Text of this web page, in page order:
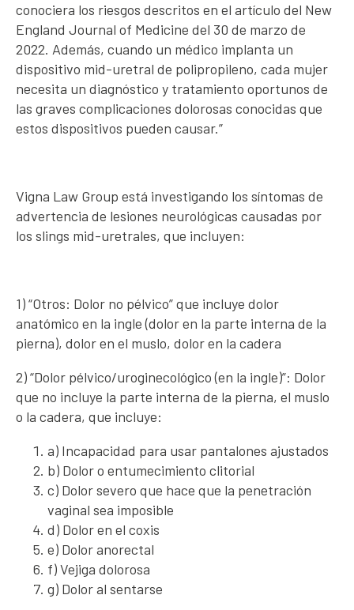
conociera los riesgos descritos en el artículo del New
England Journal of Medicine del 30 de marzo de
2022. Además, cuando un médico implanta un
dispositivo mid-uretral de polipropileno, cada mujer
necesita un diagnóstico y tratamiento oportunos de
las graves complicaciones dolorosas conocidas que
estos dispositivos pueden causar.”
Vigna Law Group está investigando los síntomas de
advertencia de lesiones neurológicas causadas por
los slings mid-uretrales, que incluyen:
1) “Otros: Dolor no pélvico” que incluye dolor
anatómico en la ingle (dolor en la parte interna de la
pierna), dolor en el muslo, dolor en la cadera
2) “Dolor pélvico/uroginecológico (en la ingle)”: Dolor
que no incluye la parte interna de la pierna, el muslo
o la cadera, que incluye:
a) Incapacidad para usar pantalones ajustados
b) Dolor o entumecimiento clitorial
c) Dolor severo que hace que la penetración
vaginal sea imposible
d) Dolor en el coxis
e) Dolor anorectal
f) Vejiga dolorosa
g) Dolor al sentarse